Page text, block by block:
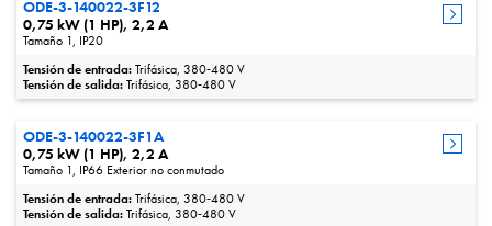
ODE-3-140022-3F12
0,75 kW (1 HP), 2,2 A
Tamaño 1, IP20
Tensión de entrada:Trifásica, 380‑480 V
Tensión de salida:Trifásica, 380‑480 V
ODE-3-140022-3F1A
0,75 kW (1 HP), 2,2 A
Tamaño 1, IP66 Exterior no conmutado
Tensión de entrada:Trifásica, 380‑480 V
Tensión de salida:Trifásica, 380‑480 V